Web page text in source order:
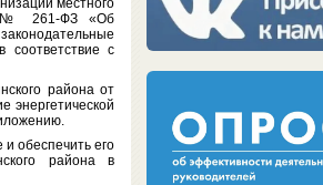
местного
№ 261-ФЗ «Об
соответствие с
района от
обеспечить его
района в